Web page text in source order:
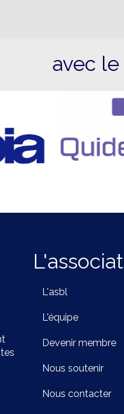
avec
L'asbl
L'équipe
Devenir membre
Nous soutenir
Nous contacter